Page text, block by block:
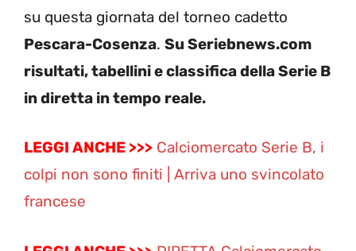
su questa giornata del torneo cadetto
Pescara-Cosenza. Su Seriebnews.com
risultati, tabellini e classifica della Serie B
in diretta in tempo reale.
LEGGI ANCHE >>> Calciomercato Serie B, i
colpi non sono finiti | Arriva uno svincolato
francese